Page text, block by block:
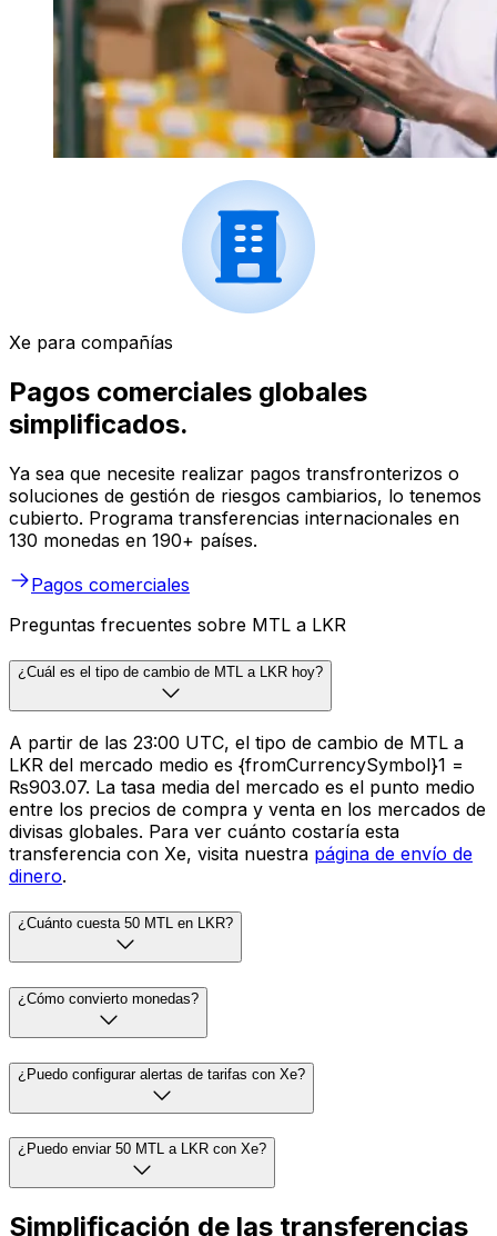
Xe para compañías
Pagos comerciales globales
simplificados.
Ya sea que necesite realizar pagos transfronterizos o
soluciones de gestión de riesgos cambiarios, lo tenemos
cubierto. Programa transferencias internacionales en
130 monedas en 190+ países.
Pagos comerciales
Preguntas frecuentes sobre MTL a LKR
¿Cuál es el tipo de cambio de MTL a LKR hoy?
A partir de las 23:00 UTC, el tipo de cambio de MTL a
LKR del mercado medio es {fromCurrencySymbol}1 =
₨903.07. La tasa media del mercado es el punto medio
entre los precios de compra y venta en los mercados de
divisas globales. Para ver cuánto costaría esta
transferencia con Xe, visita nuestra página de envío de
dinero.
¿Cuánto cuesta 50 MTL en LKR?
¿Cómo convierto monedas?
¿Puedo configurar alertas de tarifas con Xe?
¿Puedo enviar 50 MTL a LKR con Xe?
Simplificación de las transferencias